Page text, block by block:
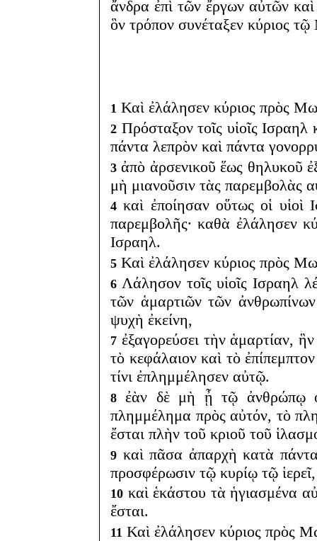
ἄνδρα ἐπὶ τῶν ἔργων αὐτῶν
ὃν τρόπον συνέταξεν κύριος
1 Καὶ ἐλάλησεν κύριος πρὸς
2 Πρόσταξον τοῖς υἱοῖς
πάντα λεπρὸν καὶ πάντα
3 ἀπὸ ἀρσενικοῦ ἕως θηλυκοῦ
μὴ μιανοῦσιν τὰς παρεμβολὰς
4 καὶ ἐποίησαν οὕτως οἱ υἱοὶ
παρεμβολῆς· καθὰ ἐλάλησεν
Ισραηλ.
5 Καὶ ἐλάλησεν κύριος πρὸς
6 Λάλησον τοῖς υἱοῖς Ισραηλ
τῶν ἁμαρτιῶν τῶν
ψυχὴ ἐκείνη,
7 ἐξαγορεύσει τὴν ἁμαρτίαν,
τὸ κεφάλαιον καὶ τὸ
τίνι ἐπλημμέλησεν αὐτῷ.
8 ἐὰν δὲ μὴ ᾖ τῷ ἀνθρώπῳ ὁ
πλημμέλημα πρὸς αὐτόν, τὸ
ἔσται πλὴν τοῦ κριοῦ τοῦ
9 καὶ πᾶσα ἀπαρχὴ κατὰ
προσφέρωσιν τῷ κυρίῳ τῷ
10 καὶ ἑκάστου τὰ ἡγιασμένα
ἔσται.
11 Καὶ ἐλάλησεν κύριος πρὸς